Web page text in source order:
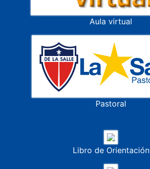
Aula virtual
Pastoral
Libro de Orientación